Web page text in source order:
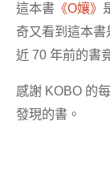
這本書 《O孃》
奇又看到這本
近 70 年前的書
感謝 KOBO 的
發現的書。